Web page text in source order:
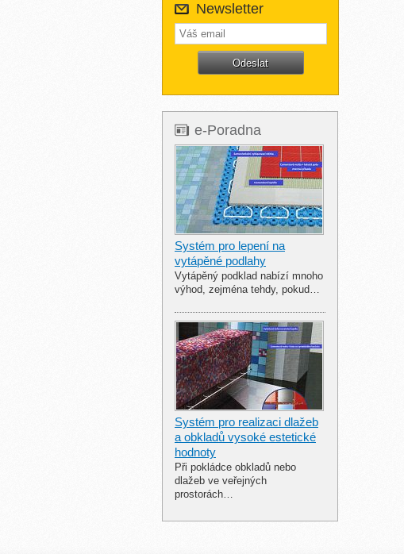
Newsletter
e-Poradna
Systém pro lepení na
vytápěné podlahy
Vytápěný podklad nabízí mnoho
výhod, zejména tehdy, pokud…
Systém pro realizaci dlažeb
a obkladů vysoké estetické
hodnoty
Při pokládce obkladů nebo
dlažeb ve veřejných
prostorách…